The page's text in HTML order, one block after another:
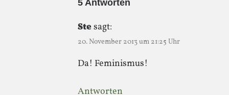
5 Antworten
Stesagt:
20. November 2013 um 21:25 Uhr
Da! Feminismus!
Antworten